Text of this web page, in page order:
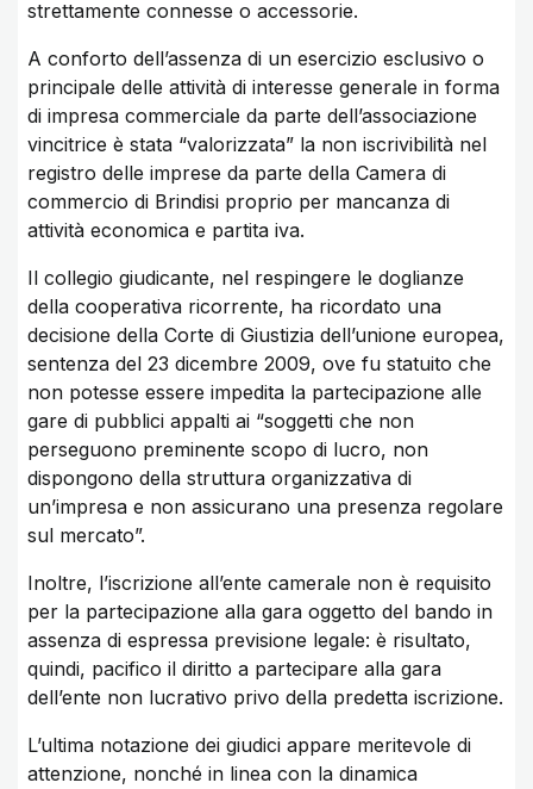
strettamente connesse o accessorie.
A conforto dell’assenza di un esercizio esclusivo o
principale delle attività di interesse generale in forma
di impresa commerciale da parte dell’associazione
vincitrice è stata “valorizzata” la non iscrivibilità nel
registro delle imprese da parte della Camera di
commercio di Brindisi proprio per mancanza di
attività economica e partita iva.
Il collegio giudicante, nel respingere le doglianze
della cooperativa ricorrente, ha ricordato una
decisione della Corte di Giustizia dell’unione europea,
sentenza del 23 dicembre 2009, ove fu statuito che
non potesse essere impedita la partecipazione alle
gare di pubblici appalti ai “soggetti che non
perseguono preminente scopo di lucro, non
dispongono della struttura organizzativa di
un’impresa e non assicurano una presenza regolare
sul mercato”.
Inoltre, l’iscrizione all’ente camerale non è requisito
per la partecipazione alla gara oggetto del bando in
assenza di espressa previsione legale: è risultato,
quindi, pacifico il diritto a partecipare alla gara
dell’ente non lucrativo privo della predetta iscrizione.
L’ultima notazione dei giudici appare meritevole di
attenzione, nonché in linea con la dinamica